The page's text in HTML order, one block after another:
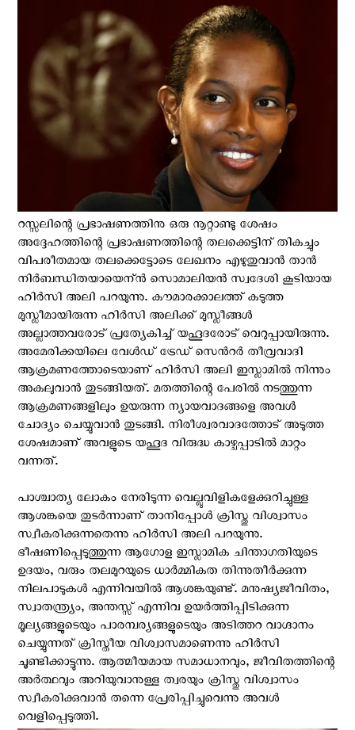
റസ്സലിന്റെ പ്രഭാഷണത്തിനു ഒരു നൂറ്റാണ്ടു ശേഷം
അദ്ദേഹത്തിന്റെ പ്രഭാഷണത്തിന്റെ തലക്കെട്ടിന് തികച്ചും
വിപരീതമായ തലക്കെട്ടോടെ ലേഖനം എഴുതുവാന്‍ താന്‍
നിര്‍ബന്ധിതയായെന്ന്‍ സൊമാലിയന്‍ സ്വദേശി കൂടിയായ
ഹിര്‍സി അലി പറയുന്നു. കൗമാരക്കാലത്ത് കടുത്ത
മുസ്ലീമായിരുന്ന ഹിര്‍സി അലിക്ക് മുസ്ലീങ്ങള്‍
അല്ലാത്തവരോട് പ്രത്യേകിച്ച് യഹൂദരോട്‌ വെറുപ്പായിരുന്നു.
അമേരിക്കയിലെ വേള്‍ഡ് ട്രേഡ് സെന്‍റര്‍ തീവ്രവാദി
ആക്രമണത്തോടെയാണ് ഹിര്‍സി അലി ഇസ്ലാമില്‍ നിന്നും
അകലുവാന്‍ തുടങ്ങിയത്. മതത്തിന്റെ പേരില്‍ നടത്തുന്ന
ആക്രമണങ്ങളിലും ഉയരുന്ന ന്യായവാദങ്ങളെ അവള്‍
ചോദ്യം ചെയ്യുവാന്‍ തുടങ്ങി. നിരീശ്വരവാദത്തോട് അടുത്ത
ശേഷമാണ് അവളുടെ യഹൂദ വിരുദ്ധ കാഴ്ചപ്പാടില്‍ മാറ്റം
വന്നത്.
പാശ്ചാത്യ ലോകം നേരിടുന്ന വെല്ലുവിളികളേക്കുറിച്ചുള്ള
ആശങ്കയെ തുടര്‍ന്നാണ് താനിപ്പോള്‍ ക്രിസ്തു വിശ്വാസം
സ്വീകരിക്കുന്നതെന്നു ഹിര്‍സി അലി പറയുന്നു.
ഭീഷണിപ്പെടുത്തുന്ന ആഗോള ഇസ്ലാമിക ചിന്താഗതിയുടെ
ഉദയം, വരും തലമുറയുടെ ധാർമ്മികത തിന്നുതീർക്കുന്ന
നിലപാടുകൾ എന്നിവയിൽ ആശങ്കയുണ്ട്. മനുഷ്യജീവിതം,
സ്വാതന്ത്ര്യം, അന്തസ്സ് എന്നിവ ഉയർത്തിപ്പിടിക്കുന്ന
മൂല്യങ്ങളുടെയും പാരമ്പര്യങ്ങളുടെയും അടിത്തറ വാഗ്ദാനം
ചെയ്യുന്നത് ക്രിസ്തീയ വിശ്വാസമാണെന്നു ഹിര്‍സി
ചൂണ്ടിക്കാട്ടുന്നു. ആത്മീയമായ സമാധാനവും, ജീവിതത്തിന്റെ
അര്‍ത്ഥവും അറിയുവാനുള്ള ത്വരയും ക്രിസ്തു വിശ്വാസം
സ്വീകരിക്കുവാന്‍ തന്നെ പ്രേരിപ്പിച്ചുവെന്നു അവള്‍
വെളിപ്പെടുത്തി.